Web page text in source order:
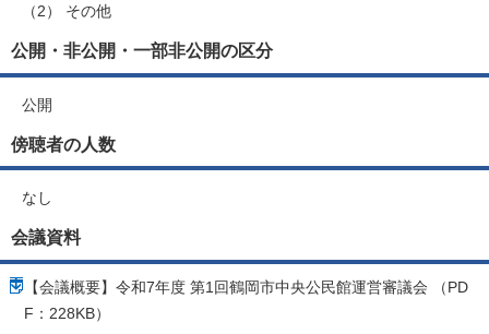
（2） その他
公開・非公開・一部非公開の区分
公開
傍聴者の人数
なし
会議資料
【会議概要】令和7年度 第1回鶴岡市中央公民館運営審議会 （PD
F：228KB）